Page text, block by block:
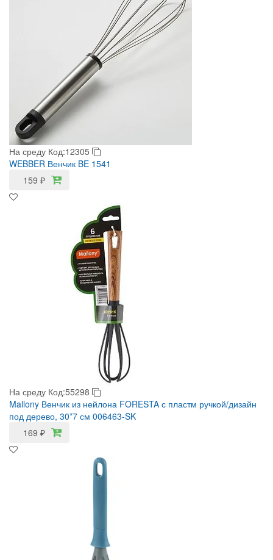
На среду Код:12305
WEBBER Венчик BE 1541
159 ₽
На среду Код:55298
Mallony Венчик из нейлона FORESTA с пластм ручкой/дизайн
под дерево, 30*7 см 006463-SK
169 ₽